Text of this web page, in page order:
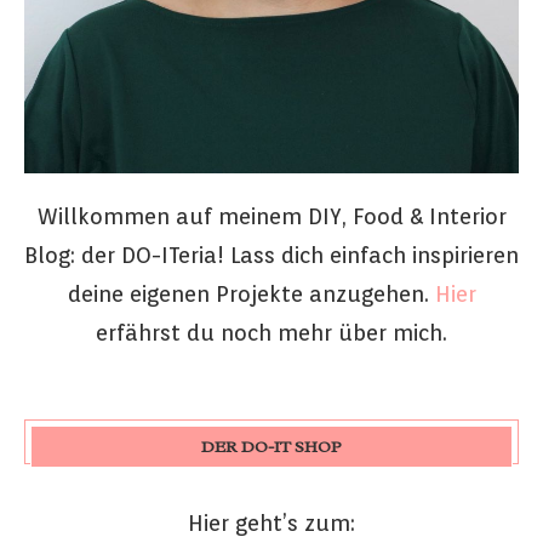
Willkommen auf meinem DIY, Food & Interior
Blog: der DO-ITeria! Lass dich einfach inspirieren
deine eigenen Projekte anzugehen. Hier
erfährst du noch mehr über mich.
DER DO-IT SHOP
Hier geht’s zum: